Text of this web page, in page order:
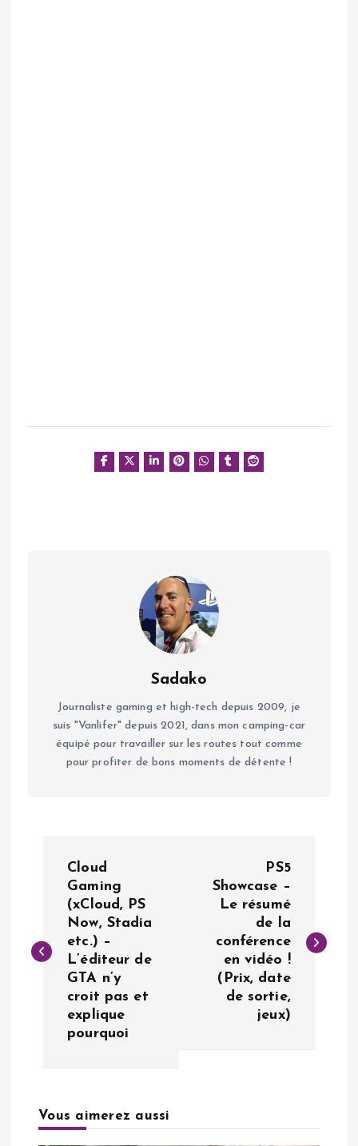
Sadako
Journaliste gaming et high-tech depuis 2009, je
suis "Vanlifer" depuis 2021, dans mon camping-car
équipé pour travailler sur les routes tout comme
pour profiter de bons moments de détente !
v
Cloud
Gaming
(xCloud, PS
Now, Stadia
etc.) –
L’éditeur de
GTA n’y
croit pas et
explique
pourquoi
PS5
Showcase –
Le résumé
de la
conférence
en vidéo !
(Prix, date
de sortie,
jeux)
Vous aimerez aussi